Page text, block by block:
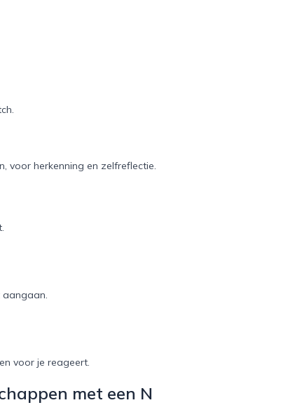
voor herkenning en zelfreflectie.
aangaan.
voor je reageert.
met een N